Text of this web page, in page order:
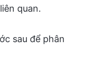
quan.
sau để phân